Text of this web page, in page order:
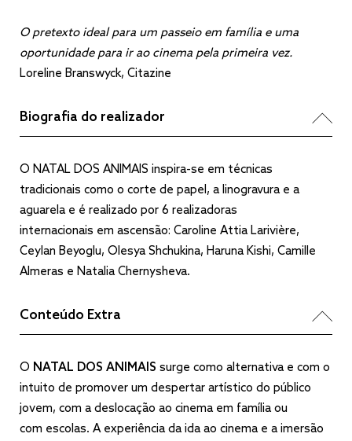
O pretexto ideal para um passeio em família e uma
oportunidade para ir ao cinema pela primeira vez.
Loreline Branswyck, Citazine
Biografia do realizador
O NATAL DOS ANIMAIS inspira-se em técnicas
tradicionais como o corte de papel, a linogravura e a
aguarela e é realizado por 6 realizadoras
internacionais em ascensão: Caroline Attia Larivière,
Ceylan Beyoglu, Olesya Shchukina, Haruna Kishi, Camille
Almeras e Natalia Chernysheva.
Conteúdo Extra
O NATAL DOS ANIMAIS surge como alternativa e com o
intuito de promover um despertar artístico do público
jovem, com a deslocação ao cinema em família ou
com escolas. A experiência da ida ao cinema e a imersão